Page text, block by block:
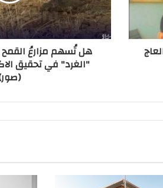
هل تُسهم مزارعُ القمح
"الغرد" في تحقيق